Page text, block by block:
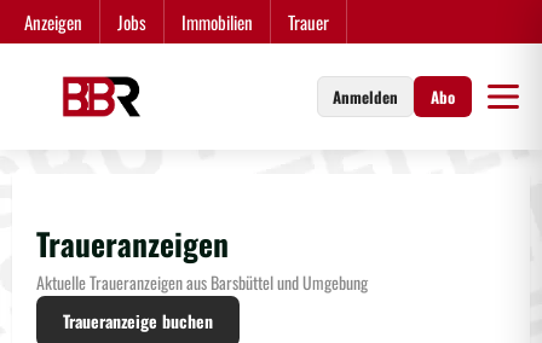
Zum
Inhalt
Anzeigen Jobs Immobilien Trauer
Anmelden Abo
Traueranzeigen
Aktuelle Traueranzeigen aus Barsbüttel und Umgebung
Traueranzeige buchen